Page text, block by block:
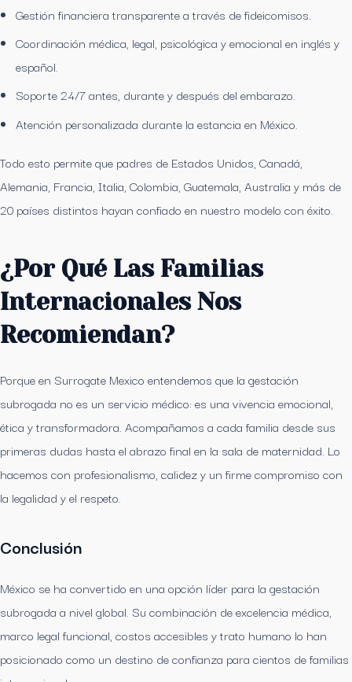
Gestión financiera transparente a través de fideicomisos.
Coordinación médica, legal, psicológica y emocional en inglés y
español.
Soporte 24/7 antes, durante y después del embarazo.
Atención personalizada durante la estancia en México.
Todo esto permite que padres de Estados Unidos, Canadá,
Alemania, Francia, Italia, Colombia, Guatemala, Australia y más de
20 países distintos hayan confiado en nuestro modelo con éxito.
¿Por Qué Las Familias
Internacionales Nos
Recomiendan?
Porque en Surrogate Mexico entendemos que la gestación
subrogada no es un servicio médico: es una vivencia emocional,
ética y transformadora. Acompañamos a cada familia desde sus
primeras dudas hasta el abrazo final en la sala de maternidad. Lo
hacemos con profesionalismo, calidez y un firme compromiso con
la legalidad y el respeto.
Conclusión
México se ha convertido en una opción líder para la gestación
subrogada a nivel global. Su combinación de excelencia médica,
marco legal funcional, costos accesibles y trato humano lo han
posicionado como un destino de confianza para cientos de familias